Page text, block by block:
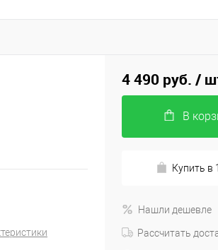
4 490 руб. /
В
Купить в
Нашли дешевле
Рассчитать